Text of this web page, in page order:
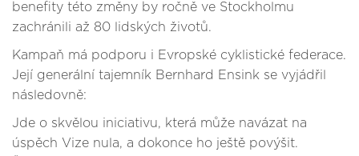
benefity této změny by ročně ve Stockholmu
zachránili až 80 lidských životů.
Kampaň má podporu i Evropské cyklistické federace.
Její generální tajemník Bernhard Ensink se vyjádřil
následovně:
Jde o skvělou iniciativu, která může navázat na
úspěch Vize nula, a dokonce ho ještě povýšit.